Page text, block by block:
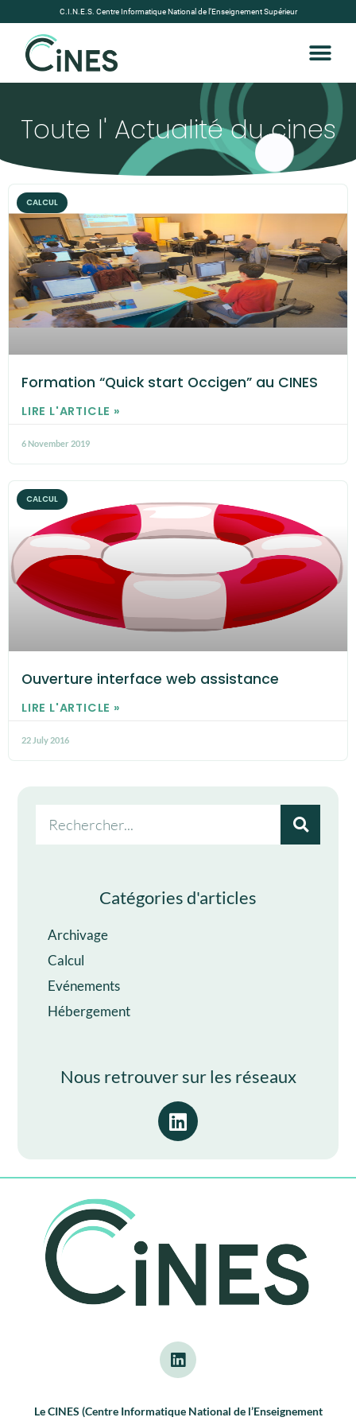
C.I.N.E.S. Centre Informatique National de l’Enseignement Supérieur
Toute l' Actualité du cines
CALCUL
Formation “Quick start Occigen” au CINES
LIRE L'ARTICLE »
6 November 2019
CALCUL
Ouverture interface web assistance
LIRE L'ARTICLE »
22 July 2016
Catégories d'articles
Archivage
Calcul
Evénements
Hébergement
Nous retrouver sur les réseaux
Le CINES (Centre Informatique National de l’Enseignement